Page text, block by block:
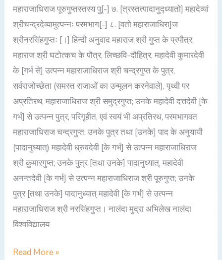
महाराजाधिराज पूरुगुप्तस्तस्य पु[-] ७. [त्रस्तत्पादानुद्ध्यातो] महादेव्यां
श्रीचन्द्रदेव्यामुत्पन्नः परमभाग[-] ८. [वतो महाराजाधिरा]ज
श्रीनरसिंहगुप्तः [।] हिन्दी अनुवाद महाराज श्री गुप्त के प्रपौत्र,
महाराज श्री घटोत्कच के पौत्र, लिच्छवि-दौहित्र, महादेवी कुमारदेवी
के [गर्भ से] उत्पन्न महाराजाधिराज श्री चन्द्रगुप्त के पुत्र,
सर्वराजोच्छेता (समस्त राजाओं का उन्मूलन करनेवाले), पृथ्वी पर
अप्रतिरथ, महाराजाधिराज श्री समुद्रगुप्त; उनके महादेवी दत्तदेवी [के
गर्भ] से उत्पन्न पुत्र, परिगृहीत, एवं स्वयं भी अप्रतिरथ, परमभागवत
महाराजाधिराज चन्द्रगुप्त; उनके पुत्र तथा [उनके] पाद के अनुयायी
(पादानुध्यात्) महादेवी ध्रुवदेवी [के गर्भ] से उत्पन्न महाराजाधिराज
श्री कुमारगुप्त; उनके पुत्र [तथा उनके] पादानुध्यात्, महादेवी
अनन्तदेवी [के गर्भ] से उत्पन्न महाराजाधिराज श्री पूरुगुप्त; उनके
पुत्र [तथा उनके] पादानुध्यात् महादेवी [के गर्भ] से उत्पन्न
महाराजाधिराज श्री नरसिंहगुप्त। नालंदा मुद्रा अभिलेख नालंदा
विश्वविद्यालय
Read More »